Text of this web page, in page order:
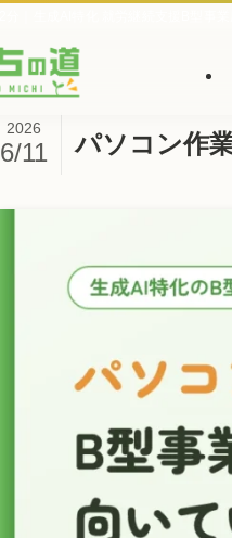
パソコン作
2026
6/11